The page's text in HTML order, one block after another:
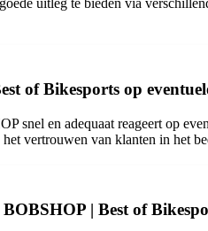
uitleg te bieden via
of Bikesports op
snel en adequaat reageert op
vertrouwen van klanten in het
| Best of